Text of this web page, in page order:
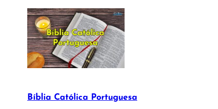
Bíblia Católica Portuguesa